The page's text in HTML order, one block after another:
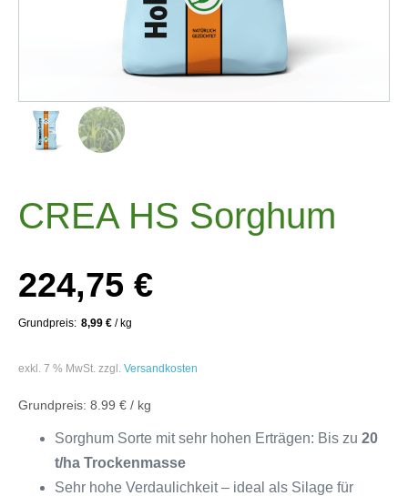
CREA HS Sorghum
224,75 €
8,99 € /kg
exkl. 7 % MwSt. zzgl. Versandkosten
8.99 € / kg
Sorghum Sorte mit sehr hohen Erträgen: Bis zu 20
t/ha Trockenmasse
Sehr hohe Verdaulichkeit – ideal als Silage für